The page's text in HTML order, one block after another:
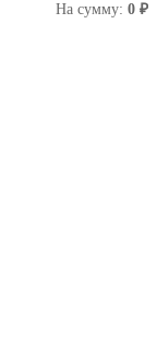
На сумму: 0 ₽